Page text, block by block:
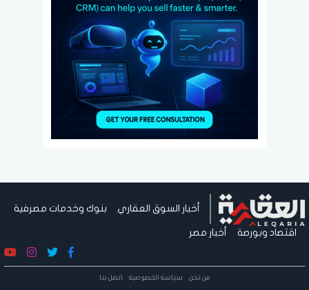
أخبار السوق العقاري بنوك وخدمات مصرفية
اقتصاد وبورصة أخبار مصر
من نحن سياسة الخصوصية اتصل بنا